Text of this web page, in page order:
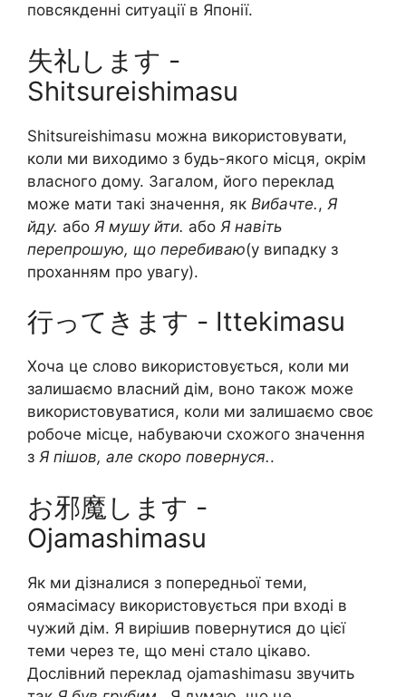
повсякденні ситуації в Японії.
失礼します -
Shitsureishimasu
Shitsureishimasu можна використовувати,
коли ми виходимо з будь-якого місця, окрім
власного дому. Загалом, його переклад
може мати такі значення, як Вибачте., Я
йду. або Я мушу йти. або Я навіть
перепрошую, що перебиваю(у випадку з
проханням про увагу).
行ってきます - Ittekimasu
Хоча це слово використовується, коли ми
залишаємо власний дім, воно також може
використовуватися, коли ми залишаємо своє
робоче місце, набуваючи схожого значення
з Я пішов, але скоро повернуся..
お邪魔します -
Ojamashimasu
Як ми дізналися з попередньої теми,
оямасімасу використовується при вході в
чужий дім. Я вирішив повернутися до цієї
теми через те, що мені стало цікаво.
Дослівний переклад ojamashimasu звучить